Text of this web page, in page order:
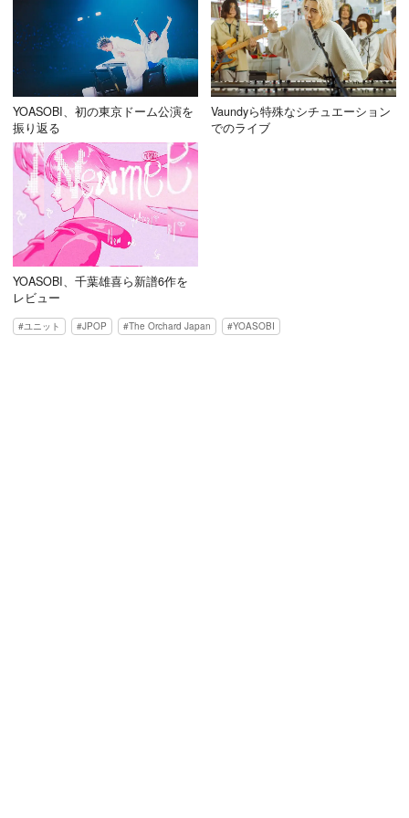
YOASOBI、初の東京ドーム公演を
振り返る
Vaundyら特殊なシチュエーション
でのライブ
YOASOBI、千葉雄喜ら新譜6作を
レビュー
ユニット JPOP The Orchard Japan YOASOBI